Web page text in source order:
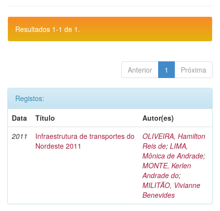
Resultados 1-1 de 1.
Anterior 1 Próxima
Registos:
Data
Título
Autor(es)
2011
Infraestrutura de transportes do
Nordeste 2011
OLIVEIRA, Hamilton
Reis de; LIMA,
Mônica de Andrade;
MONTE, Kerlen
Andrade do;
MILITÃO, Vivianne
Benevides